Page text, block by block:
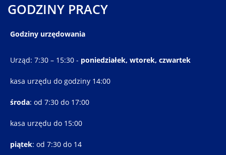
GODZINY PRACY
Godziny urzędowania
Urząd: 7:30 – 15:30 - poniedziałek, wtorek, czwartek
kasa urzędu do godziny 14:00
środa: od 7:30 do 17:00
kasa urzędu do 15:00
piątek: od 7:30 do 14